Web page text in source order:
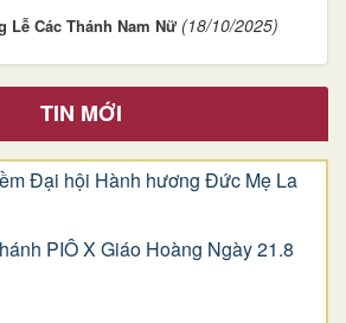
Lễ Các Thánh Nam Nữ (18/10/2025)
TIN MỚI
Đại hội Hành hương Đức Mẹ La
PIÔ X Giáo Hoàng Ngày 21.8